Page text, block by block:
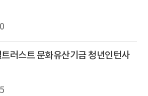
러스트 문화유산기금 청년인턴사